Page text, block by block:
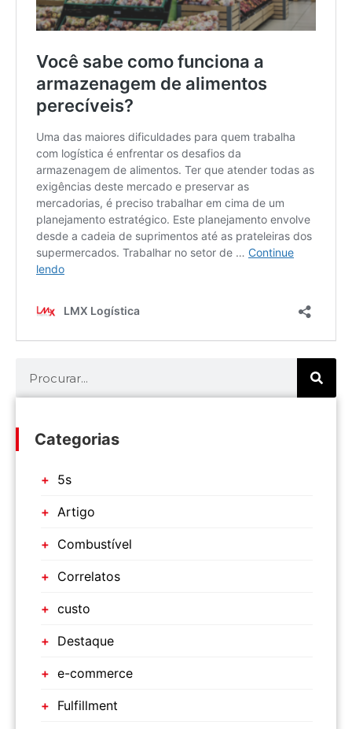
Categorias
5s
Artigo
Combustível
Correlatos
custo
Destaque
e-commerce
Fulfillment